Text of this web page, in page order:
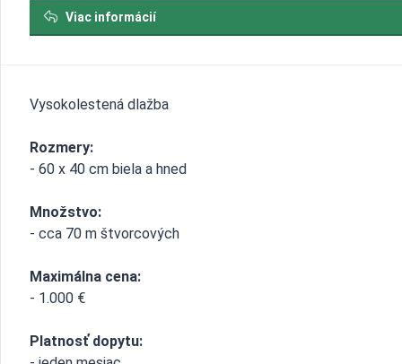
Viac informácií
Vysokolestená dlažba
Rozmery:
- 60 x 40 cm biela a hned
Množstvo:
- cca 70 m štvorcových
Maximálna cena:
- 1.000 €
Platnosť dopytu: